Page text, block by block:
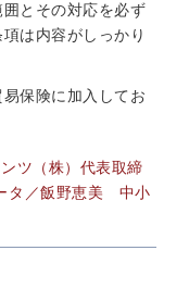
とその対応を必ず
は内容がしっかり
保険に加入してお
ツ（株）代表取締
タ／飯野恵美 中小